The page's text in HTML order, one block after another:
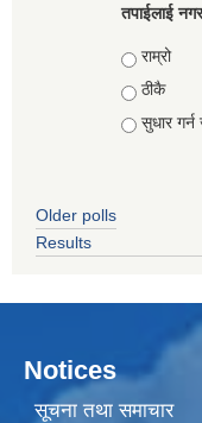
तपाईलाई
Choices
राम्रो
ठीकै
सुधार
Older polls
Results
Notices
सूचना तथा समाचार